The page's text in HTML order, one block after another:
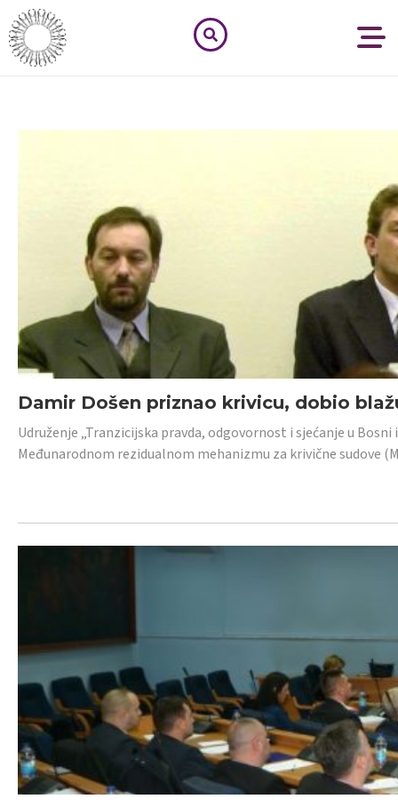
Damir Došen priznao krivicu, dobio
Udruženje „Tranzicijska pravda, odgovornost i sjećanje u
Međunarodnom rezidualnom mehanizmu za krivične sudove